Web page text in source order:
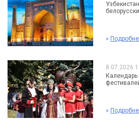
»
8.07.2026
Календарь
»